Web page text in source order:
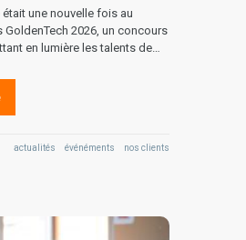
une nouvelle fois au
GoldenTech 2026, un concours
en lumière les talents de…
actualités événéments nos clients